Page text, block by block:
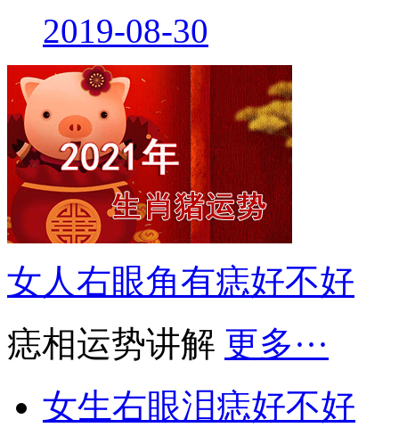
2019-08-30
女人右眼角有痣好不好
痣相运势讲解 更多···
女生右眼泪痣好不好